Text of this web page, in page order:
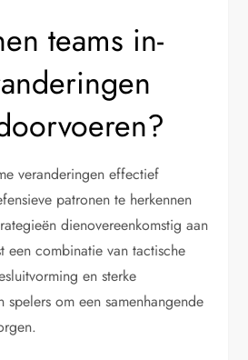
teams in-
veranderingen effectief
patronen te herkennen
dienovereenkomstig aan
een combinatie van tactische
en sterke
spelers om een samenhangende